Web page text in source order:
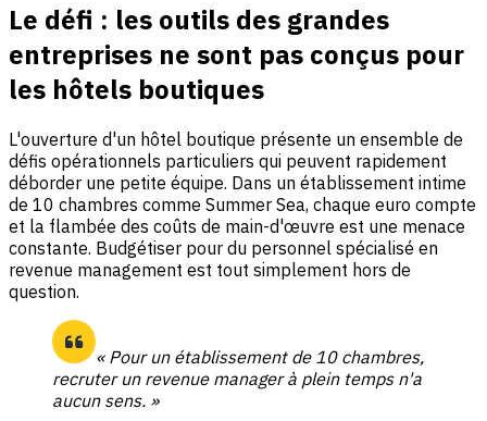
Le défi : les outils des grandes
entreprises ne sont pas conçus pour
les hôtels boutiques
L'ouverture d'un hôtel boutique présente un ensemble de
défis opérationnels particuliers qui peuvent rapidement
déborder une petite équipe. Dans un établissement intime
de 10 chambres comme Summer Sea, chaque euro compte
et la flambée des coûts de main-d'œuvre est une menace
constante. Budgétiser pour du personnel spécialisé en
revenue management est tout simplement hors de
question.
« Pour un établissement de 10 chambres,
recruter un revenue manager à plein temps n'a
aucun sens. »